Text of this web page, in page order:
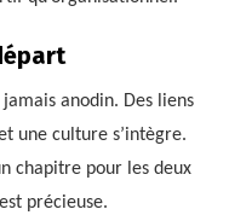
anodin. Des liens
une culture s’intègre.
chapitre pour les deux
précieuse.